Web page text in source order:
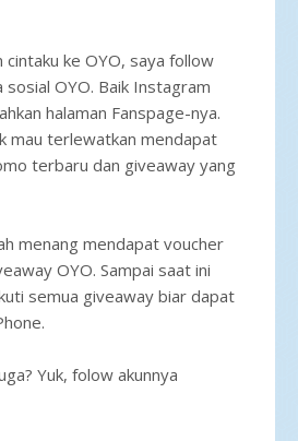
cintaku ke OYO, saya follow
sosial OYO. Baik Instagram
halaman Fanspage-nya.
mau terlewatkan mendapat
terbaru dan giveaway yang
menang mendapat voucher
OYO. Sampai saat ini
semua giveaway biar dapat
Yuk, folow akunnya